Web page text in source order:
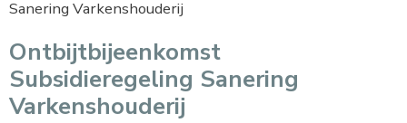
Sanering Varkenshouderij
Ontbijtbijeenkomst
Subsidieregeling Sanering
Varkenshouderij